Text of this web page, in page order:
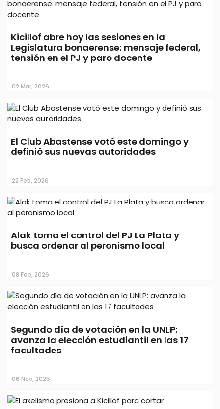
mostró con dirigentes de La Cámpora
repartidos entre Kicillof, La Cámpora y
Kicillof abre hoy las sesiones en la
Legislatura bonaerense: mensaje federal,
tensión en el PJ y paro docente
02 Mar, 2026
El Club Abastense votó este domingo y
definió sus nuevas autoridades
22 Feb, 2026
Alak toma el control del PJ La Plata y
busca ordenar al peronismo local
08 Feb, 2026
Segundo día de votación en la UNLP:
avanza la elección estudiantil en las 17
facultades
06 Nov, 2025